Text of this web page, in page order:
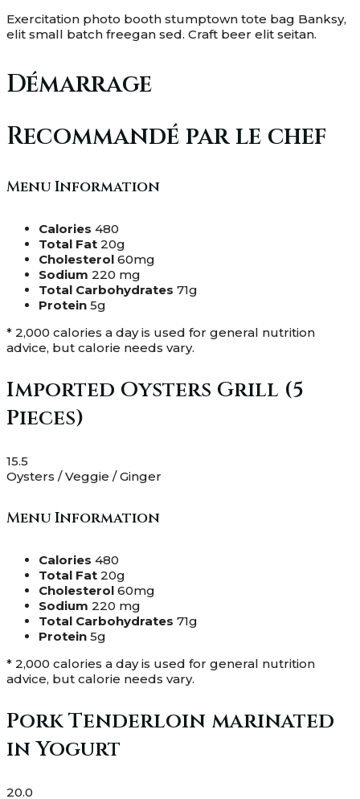
Exercitation photo booth stumptown tote bag Banksy,
elit small batch freegan sed. Craft beer elit seitan.
Démarrage
Recommandé par le chef
Menu Information
Calories 480
Total Fat 20g
Cholesterol 60mg
Sodium 220 mg
Total Carbohydrates 71g
Protein 5g
* 2,000 calories a day is used for general nutrition
advice, but calorie needs vary.
Imported Oysters Grill (5
Pieces)
15.5
Oysters / Veggie / Ginger
Menu Information
Calories 480
Total Fat 20g
Cholesterol 60mg
Sodium 220 mg
Total Carbohydrates 71g
Protein 5g
* 2,000 calories a day is used for general nutrition
advice, but calorie needs vary.
Pork Tenderloin marinated
in Yogurt
20.0